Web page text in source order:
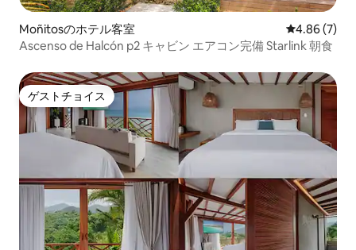
Moñitosのホテル客室 レビュー7
4.86 (7)
Ascenso de Halcón p2 キャビン エアコン完備 Starlink 朝食
ゲストチョイス
ゲストチョイス